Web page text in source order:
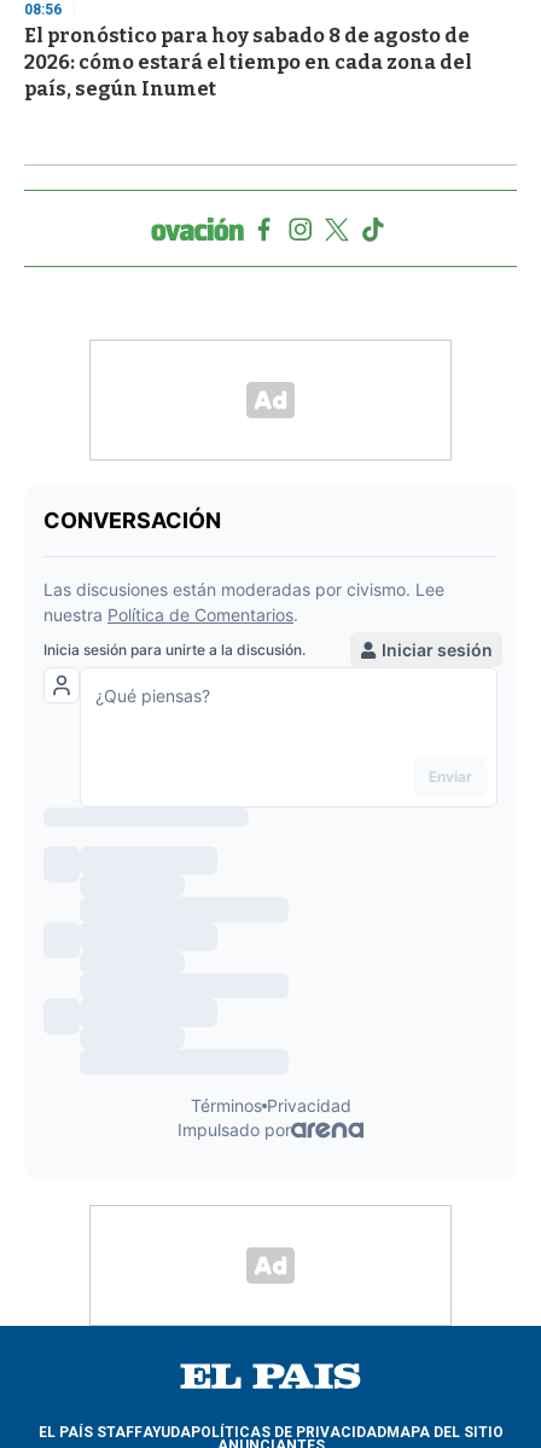
08:56
El pronóstico para hoy sabado 8 de agosto de
2026: cómo estará el tiempo en cada zona del
país, según Inumet
EL PAÍS STAFFAYUDAPOLÍTICAS DE PRIVACIDADMAPA DEL SITIO